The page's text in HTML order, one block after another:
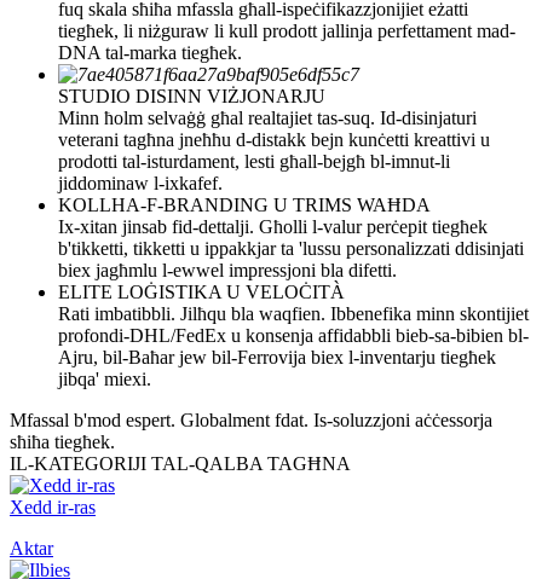
fuq skala sħiħa mfassla għall-ispeċifikazzjonijiet eżatti
tiegħek, li niżguraw li kull prodott jallinja perfettament mad-
DNA tal-marka tiegħek.
STUDIO DISINN VIŻJONARJU
Minn ħolm selvaġġ għal realtajiet tas-suq. Id-disinjaturi
veterani tagħna jneħħu d-distakk bejn kunċetti kreattivi u
prodotti tal-isturdament, lesti għall-bejgħ bl-imnut-li
jiddominaw l-ixkafef.
KOLLHA-F-BRANDING U TRIMS WAĦDA
Ix-xitan jinsab fid-dettalji. Għolli l-valur perċepit tiegħek
b'tikketti, tikketti u ippakkjar ta 'lussu personalizzati ddisinjati
biex jagħmlu l-ewwel impressjoni bla difetti.
ELITE LOĠISTIKA U VELOĊITÀ
Rati imbatibbli. Jilħqu bla waqfien. Ibbenefika minn skontijiet
profondi-DHL/FedEx u konsenja affidabbli bieb-sa-bibien bl-
Ajru, bil-Baħar jew bil-Ferrovija biex l-inventarju tiegħek
jibqa' miexi.
Mfassal b'mod espert. Globalment fdat. Is-soluzzjoni aċċessorja
sħiħa tiegħek.
IL-KATEGORIJI TAL-QALBA TAGĦNA
Xedd ir-ras
Aktar